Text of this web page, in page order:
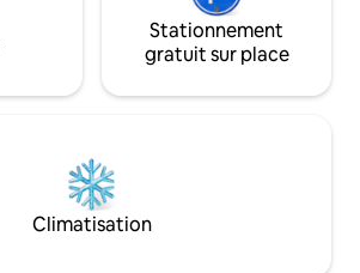
Stationnement
gratuit sur place
Climatisation